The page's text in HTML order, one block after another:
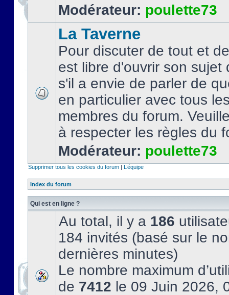
Modérateur: poulette73
La Taverne
Pour discuter de tout et
est libre d'ouvrir son sujet
s'il a envie de parler de
en particulier avec tous
membres du forum.
à respecter les règles du
Modérateur: poulette73
Supprimer tous les cookies du forum | L’équipe
Index du forum
Qui est en ligne ?
Au total, il y a 186
184 invités (basé sur le
dernières minutes)
Le nombre maximum
de 7412 le 09 Juin 2026,